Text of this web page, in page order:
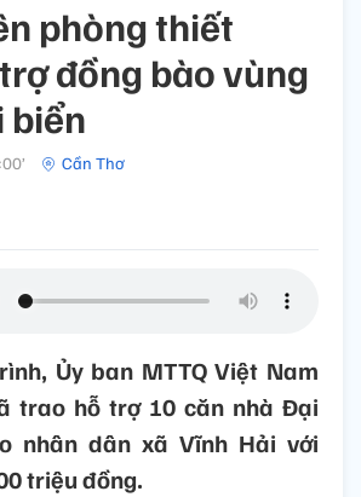
phòng thiết
đồng bào vùng
biển
Cần Thơ
Ủy ban MTTQ Việt Nam
trao hỗ trợ 10 căn nhà Đại
nhân dân xã Vĩnh Hải với
triệu đồng.